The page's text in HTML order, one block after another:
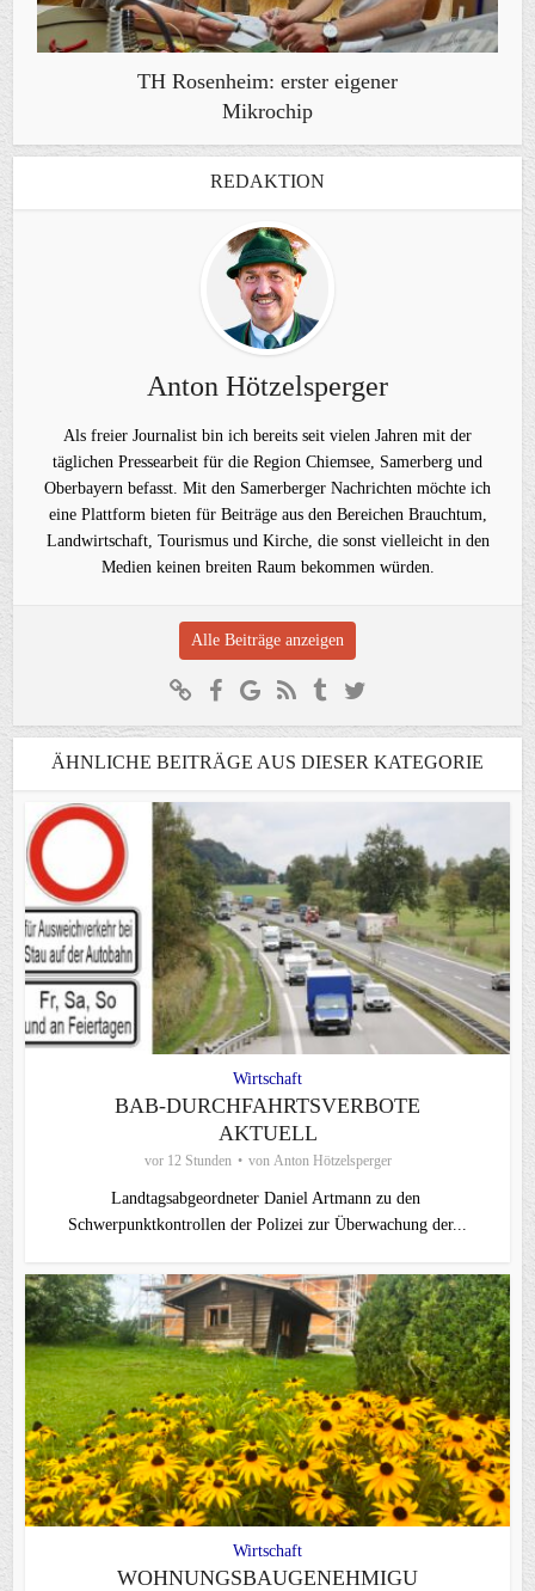
TH Rosenheim: erster eigener
Mikrochip
REDAKTION
Anton Hötzelsperger
Als freier Journalist bin ich bereits seit vielen Jahren mit der
täglichen Pressearbeit für die Region Chiemsee, Samerberg und
Oberbayern befasst. Mit den Samerberger Nachrichten möchte ich
eine Plattform bieten für Beiträge aus den Bereichen Brauchtum,
Landwirtschaft, Tourismus und Kirche, die sonst vielleicht in den
Medien keinen breiten Raum bekommen würden.
Alle Beiträge anzeigen
ÄHNLICHE BEITRÄGE AUS DIESER KATEGORIE
Wirtschaft
BAB-DURCHFAHRTSVERBOTE
AKTUELL
vor 12 Stunden von Anton Hötzelsperger
Landtagsabgeordneter Daniel Artmann zu den
Schwerpunktkontrollen der Polizei zur Überwachung der...
Wirtschaft
WOHNUNGSBAUGENEHMIGU